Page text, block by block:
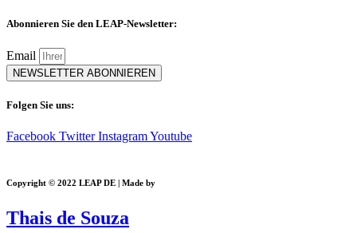
Abonnieren Sie den LEAP-Newsletter:
Email
NEWSLETTER ABONNIEREN
Folgen Sie uns:
Facebook Twitter InstagramYoutube
Copyright © 2022 LEAP DE | Made by
Thais de Souza